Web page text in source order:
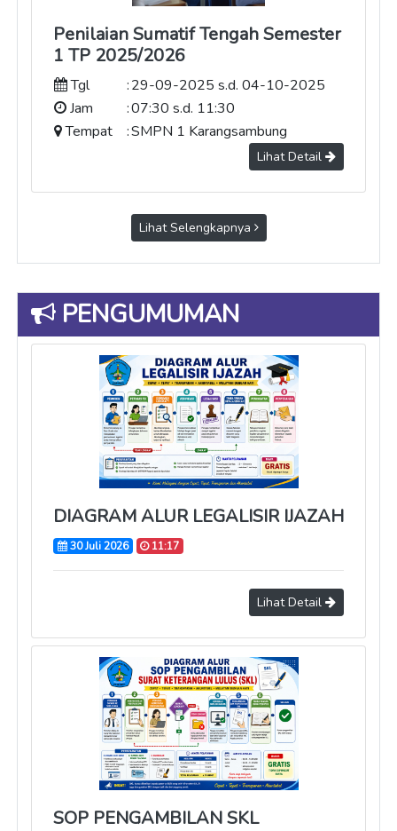
Penilaian Sumatif Tengah Semester
1 TP 2025/2026
Tgl :29-09-2025 s.d. 04-10-2025
Jam
:07:30 s.d. 11:30
Tempat
:SMPN 1 Karangsambung
Lihat Detail
Lihat Selengkapnya
PENGUMUMAN
DIAGRAM ALUR LEGALISIR IJAZAH
30 Juli 2026 11:17
Lihat Detail
SOP PENGAMBILAN SKL